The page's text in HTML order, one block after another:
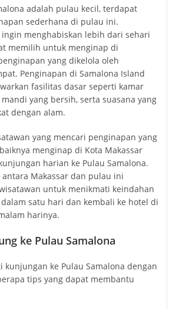
adalah pulau kecil, terdapat
sederhana di pulau ini.
ingin menghabiskan lebih dari sehari
memilih untuk menginap di
yang dikelola oleh
Penginapan di Samalona Island
fasilitas dasar seperti kamar
yang bersih, serta suasana yang
dengan alam.
yang mencari penginapan yang
menginap di Kota Makassar
harian ke Pulau Samalona.
antara Makassar dan pulau ini
untuk menikmati keindahan
dalam satu hari dan kembali ke hotel di
harinya.
ke Pulau Samalona
kunjungan ke Pulau Samalona dengan
tips yang dapat membantu